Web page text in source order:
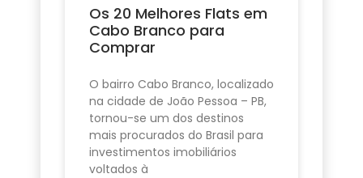
Os 20 Melhores Flats em
Cabo Branco para
Comprar
O bairro Cabo Branco, localizado
na cidade de João Pessoa – PB,
tornou-se um dos destinos
mais procurados do Brasil para
investimentos imobiliários
voltados à